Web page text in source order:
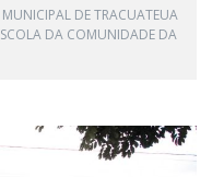
MUNICIPAL DE TRACUATEUA
DA COMUNIDADE DA